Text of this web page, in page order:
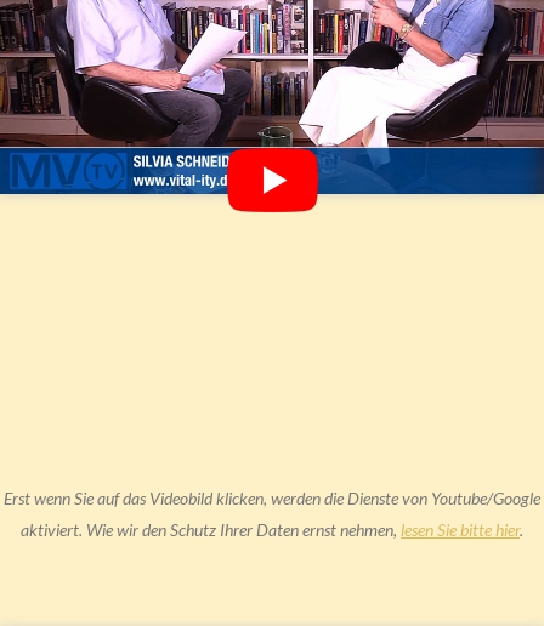
Erst wenn Sie auf das Videobild klicken, werden die Dienste von Youtube/Google
aktiviert. Wie wir den Schutz Ihrer Daten ernst nehmen, lesen Sie bitte hier.